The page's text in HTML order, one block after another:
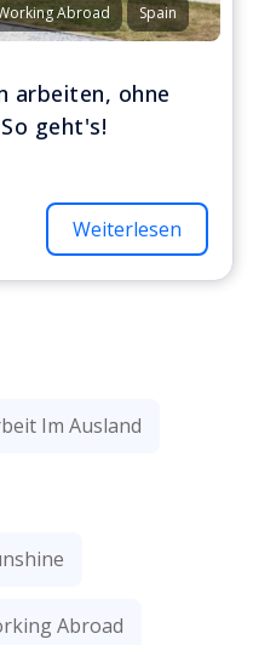
Im Ausland
Abroad
Abroad Spain
arbeiten, ohne
geht's!
Weiterlesen